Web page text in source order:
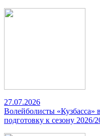
27.07.2026
Волейболисты «Кузбасса»
подготовку к сезону 2026/